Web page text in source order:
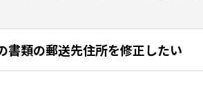
書類の郵送先住所を修正したい